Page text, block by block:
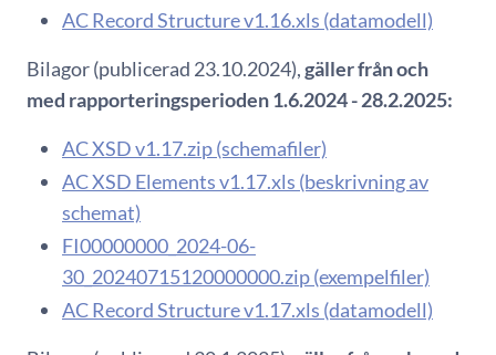
AC Record Structure v1.16.xls (datamodell)
Bilagor (publicerad 23.10.2024),gäller från och
med rapporteringsperioden 1.6.2024 - 28.2.2025:
AC XSD v1.17.zip (schemafiler)
AC XSD Elements v1.17.xls (beskrivning av
schemat)
FI00000000_2024-06-
30_20240715120000000.zip (exempelfiler)
AC Record Structure v1.17.xls (datamodell)